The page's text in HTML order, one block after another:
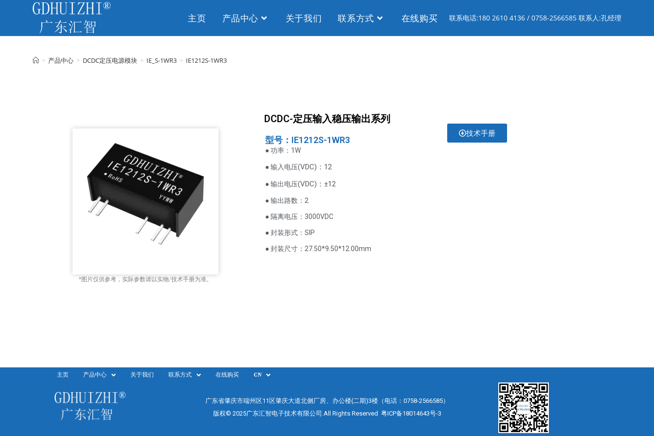
联系电话:180 2610 4136 / 0758-2566585 联系人:孔经理
主页 产品中心 关于我们 联系方式 在线购买
> 产品中心 > DCDC定压电源模块 > IE_S-1WR3 > IE1212S-1WR3
DCDC-定压输入稳压输出系列
*图片仅供参考，实际参数请以实物/技术手册为准。
型号：IE1212S-1WR3
● 功率：1W
● 输入电压(VDC)：12
● 输出电压(VDC) ：±12
● 输出路数：2
● 隔离电压：3000VDC
● 封装形式：SIP
● 封装尺寸：27.50*9.50*12.00mm
技术手册
主页 产品中心 关于我们 联系方式 在线购买 CN
广东省肇庆市端州区11区肇庆大道北侧厂房、办公楼(二期)3楼（电话：0758-2566585）
版权© 2025广东汇智电子技术有限公司.All Rights Reserved 粤ICP备18014643号-3